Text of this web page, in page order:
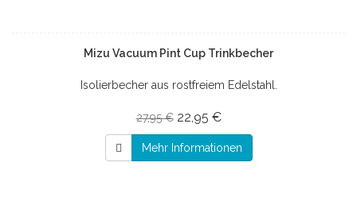
Mizu Vacuum Pint Cup Trinkbecher
Isolierbecher aus rostfreiem Edelstahl.
27,95 € 22,95 €
Mehr Informationen